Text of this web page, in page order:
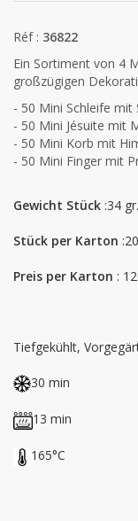
Réf : 36822
Ein Sortiment von 4
großzügigen
- 50 Mini Schleife mit
- 50 Mini Jésuite mit
- 50 Mini Korb mit
- 50 Mini Finger mit
Gewicht Stück :34 gr.
Stück per Karton
Preis per Karton :
Tiefgekühlt,
30 min
13 min
165°C